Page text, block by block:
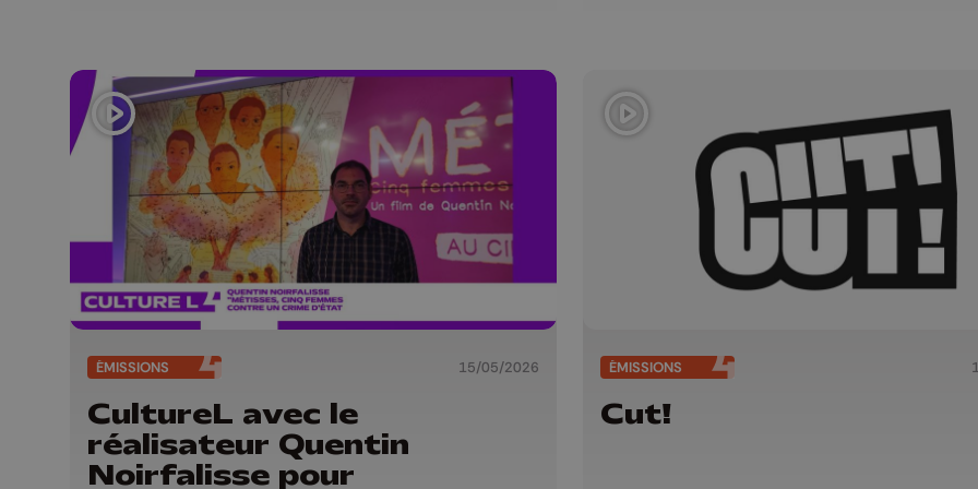
ÉMISSIONS 15/05/2026
CultureL avec le
réalisateur Quentin
Noirfalisse pour
ÉMISSIONS
Cut!